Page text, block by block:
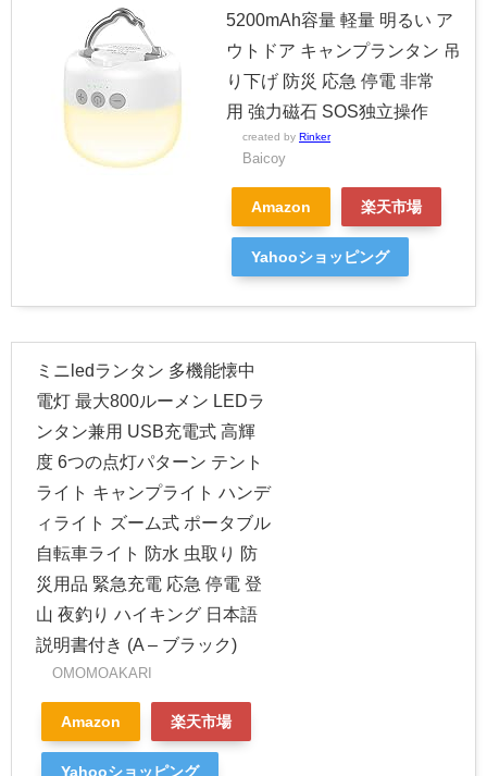
5200mAh容量 軽量 明るい ア
ウトドア キャンプランタン 吊
り下げ 防災 応急 停電 非常
用 強力磁石 SOS独立操作
created by Rinker
Baicoy
Amazon 楽天市場
Yahooショッピング
ミニledランタン 多機能懐中
電灯 最大800ルーメン LEDラ
ンタン兼用 USB充電式 高輝
度 6つの点灯パターン テント
ライト キャンプライト ハンデ
ィライト ズーム式 ポータブル
自転車ライト 防水 虫取り 防
災用品 緊急充電 応急 停電 登
山 夜釣り ハイキング 日本語
説明書付き (A – ブラック)
OMOMOAKARI
Amazon 楽天市場
Yahooショッピング